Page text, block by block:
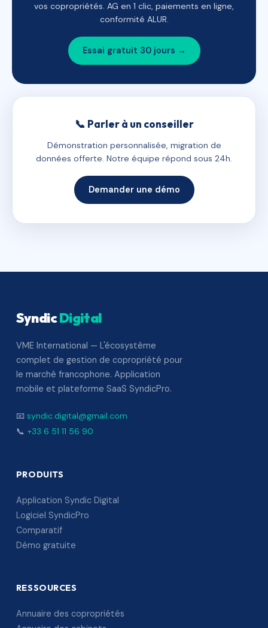
vos copropriétés. AG en 1 clic, paiements en ligne,
conformité ALUR.
Essai gratuit 30 jours →
📞 Parler à un conseiller
Démonstration personnalisée, migration de
données offerte. Notre équipe répond sous 24h.
Demander une démo
SyndicDigital
VME International — L'écosystème
complet de gestion de copropriété pour
le marché francophone. Application
mobile et plateforme SaaS SyndicPro.
📧 syndic.digital@gmail.com
📞 +33 6 51 11 56 90
PRODUITS
Application Syndic Digital
Logiciel SyndicPro
Comparatif
Démo gratuite
RESSOURCES
Annuaire des copropriétés